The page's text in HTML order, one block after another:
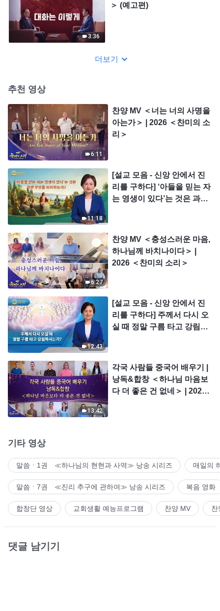
3:36
＞ (예고편)
더보기
추천 영상
6:11
찬양 MV ＜너는 너의 사명을
아는가＞ | 2026 ＜찬미의 소
리＞
11:18
[설교 모음 - 신앙 안에서 진
리를 구하다] ‘아들을 믿는 자
는 영생이 있다’는 것은 과연
6:27
찬양 MV ＜충성스러운 마음,
하나님께 바치나이다＞ |
2026 ＜찬미의 소리＞
12:43
[설교 모음 - 신앙 안에서 진
리를 구하다] 주께서 다시 오
실 때 정말 구름 타고 강림하
13:42
각국 사람들 중국어 배우기 |
낭독&합창 ＜하나님 마음보
다 더 좋은 건 없네＞ | 2026
기타 영상
말씀ㆍ1권 ≪하나님의 현현과 사역≫ 낭송 시리즈 매일의
말씀ㆍ7권 ≪진리 추구에 관하여≫ 낭송 시리즈 복음 영화
합창단 영상 교회생활 예능프로그램 찬양 MV 찬
댓글 남기기